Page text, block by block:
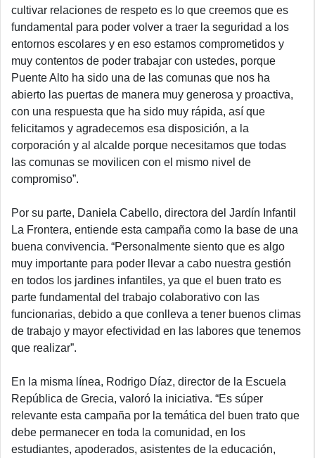
cultivar relaciones de respeto es lo que creemos que es
fundamental para poder volver a traer la seguridad a los
entornos escolares y en eso estamos comprometidos y
muy contentos de poder trabajar con ustedes, porque
Puente Alto ha sido una de las comunas que nos ha
abierto las puertas de manera muy generosa y proactiva,
con una respuesta que ha sido muy rápida, así que
felicitamos y agradecemos esa disposición, a la
corporación y al alcalde porque necesitamos que todas
las comunas se movilicen con el mismo nivel de
compromiso”.
Por su parte, Daniela Cabello, directora del Jardín Infantil
La Frontera, entiende esta campaña como la base de una
buena convivencia. “Personalmente siento que es algo
muy importante para poder llevar a cabo nuestra gestión
en todos los jardines infantiles, ya que el buen trato es
parte fundamental del trabajo colaborativo con las
funcionarias, debido a que conlleva a tener buenos climas
de trabajo y mayor efectividad en las labores que tenemos
que realizar”.
En la misma línea, Rodrigo Díaz, director de la Escuela
República de Grecia, valoró la iniciativa. “Es súper
relevante esta campaña por la temática del buen trato que
debe permanecer en toda la comunidad, en los
estudiantes, apoderados, asistentes de la educación,